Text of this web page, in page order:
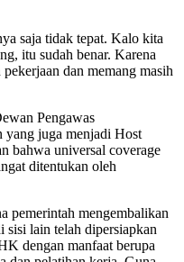
saja tidak tepat. Kalo kita
itu sudah benar. Karena
dan memang masih
Pengawas
juga menjadi Host
bahwa universal coverage
ditentukan oleh
pemerintah mengembalikan
lain telah dipersiapkan
dengan manfaat berupa